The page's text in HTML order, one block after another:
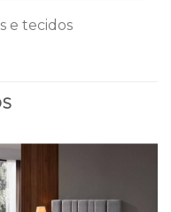
e tecidos